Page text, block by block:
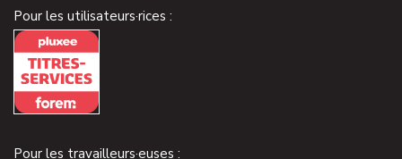
Pour les utilisateurs·rices :
Pour les travailleurs·euses :